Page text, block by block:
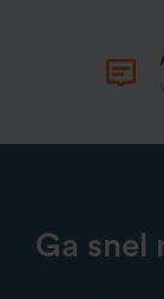
Ga snel